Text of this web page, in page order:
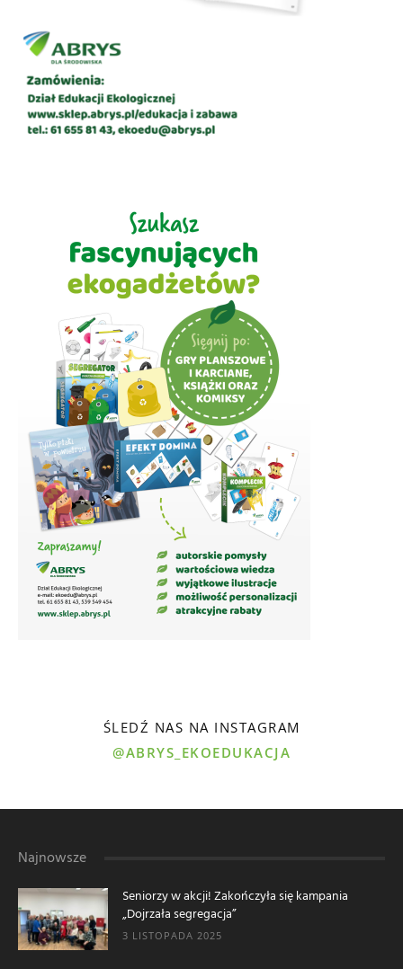
ŚLEDŹ NAS NA INSTAGRAM
@ABRYS_EKOEDUKACJA
Najnowsze
Seniorzy w akcji! Zakończyła się kampania
„Dojrzała segregacja”
3 LISTOPADA 2025